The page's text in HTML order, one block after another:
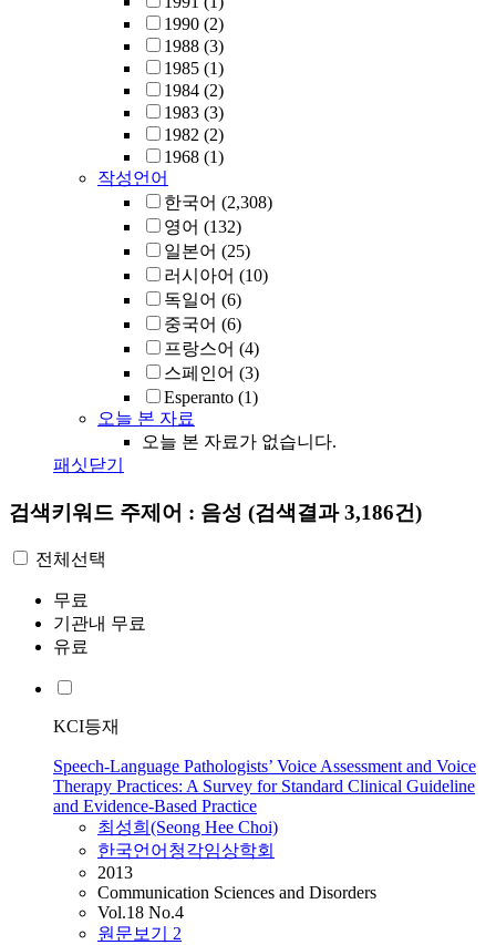
1990 (2)
1988 (3)
1985 (1)
1984 (2)
1983 (3)
1982 (2)
1968 (1)
작성언어
한국어 (2,308)
영어 (132)
일본어 (25)
러시아어 (10)
독일어 (6)
중국어 (6)
프랑스어 (4)
스페인어 (3)
Esperanto (1)
오늘 본 자료
오늘 본 자료가 없습니다.
패싯닫기
검색키워드 주제어 : 음성 (검색결과 3,186건)
전체선택
무료
기관내 무료
유료
KCI등재
Speech-Language Pathologists’ Voice Assessment and Voice
Therapy Practices: A Survey for Standard Clinical Guideline
and Evidence-Based Practice
최성희(Seong Hee Choi)
한국언어청각임상학회
2013
Communication Sciences and Disorders
Vol.18 No.4
원문보기 2